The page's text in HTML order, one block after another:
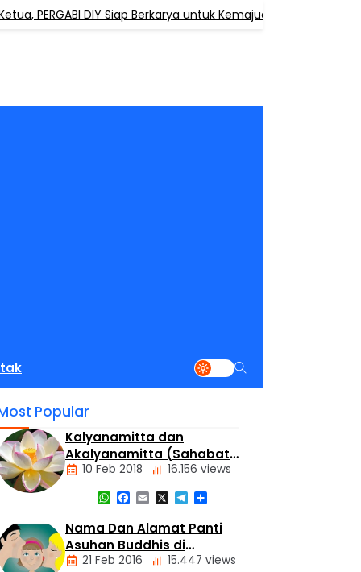
DIY Siap Berkarya untuk Kemajuan Pendidikan Agama
Popular
Kalyanamitta dan
Akalyanamitta (Sahabat
Baik dan Sahabat Palsu)
10 Feb 2018 16.156 views
WhatsApp
Facebook
Email
X Telegram
Share
Nama Dan Alamat Panti
Asuhan Buddhis di
Jakarta dan Tangerang
21 Feb 2016 15.447 views